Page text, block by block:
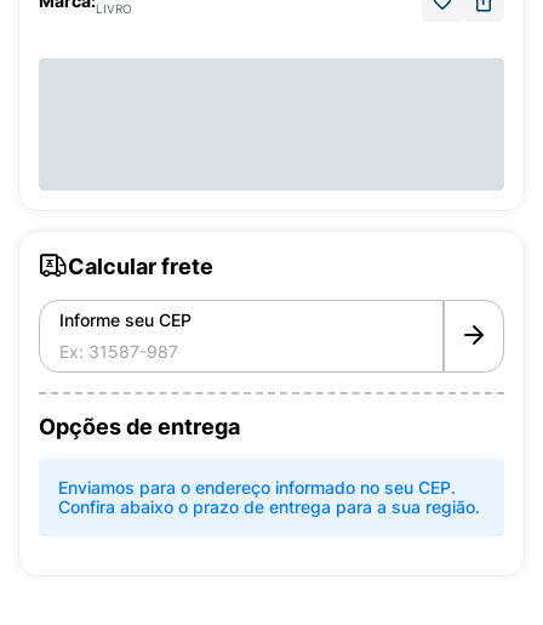
LIVRO
Calcular frete
Informe seu CEP
Opções de entrega
Enviamos para o endereço informado no seu CEP.
Confira abaixo o prazo de entrega para a sua região.